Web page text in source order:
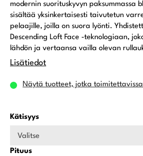
modernin suorituskyvyn paksummassa
sisältää yksinkertaisesti taivutetun
pelaajille, joilla on suora lyönti.
Descending Loft Face -teknologiaan,
lähdön ja vertaansa vailla olevan
Lisätiedot
Näytä tuotteet, jotka
Kätisyys
Valitse
Pituus